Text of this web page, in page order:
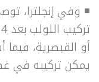
◾ وفي إنجلترا،
أو القيصرية،
يمكن تركيبه في غضون 48 ساعة من